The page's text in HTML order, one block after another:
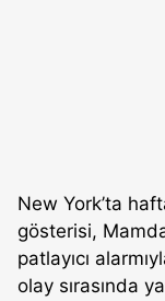
New York’ta
gösterisi,
patlayıcı
olay sırasında